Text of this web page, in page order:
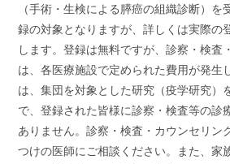
（手術・生検による膵癌の組織診断）を
録の対象となりますが、詳しくは実際の
します。登録は無料ですが、診察・検査
は、各医療施設で定められた費用が発生
は、集団を対象とした研究（疫学研究）
で、登録された皆様に診察・検査等の診
ありません。診察・検査・カウンセリン
つけの医師にご相談ください。また、家